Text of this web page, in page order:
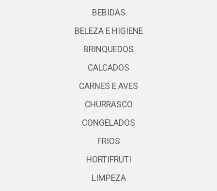
BEBIDAS
BELEZA E HIGIENE
BRINQUEDOS
CALCADOS
CARNES E AVES
CHURRASCO
CONGELADOS
FRIOS
HORTIFRUTI
LIMPEZA